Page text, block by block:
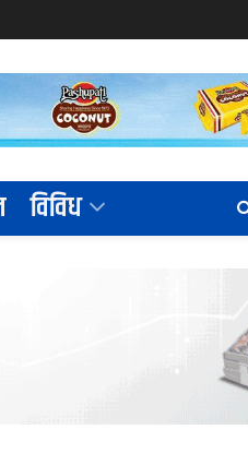
विविध